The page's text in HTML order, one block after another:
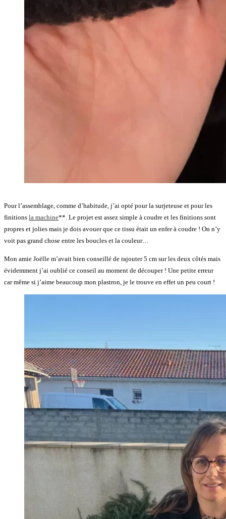
Pour l’assemblage, comme d’habitude, j’ai opté pour la surjeteuse et pour les
finitions la machine**. Le projet est assez simple à coudre et les finitions sont
propres et jolies mais je dois avouer que ce tissu était un enfer à coudre ! On n’y
voit pas grand chose entre les boucles et la couleur…
Mon amie Joëlle m’avait bien conseillé de rajouter 5 cm sur les deux côtés mais
évidemment j’ai oublié ce conseil au moment de découper ! Une petite erreur
car même si j’aime beaucoup mon plastron, je le trouve en effet un peu court !